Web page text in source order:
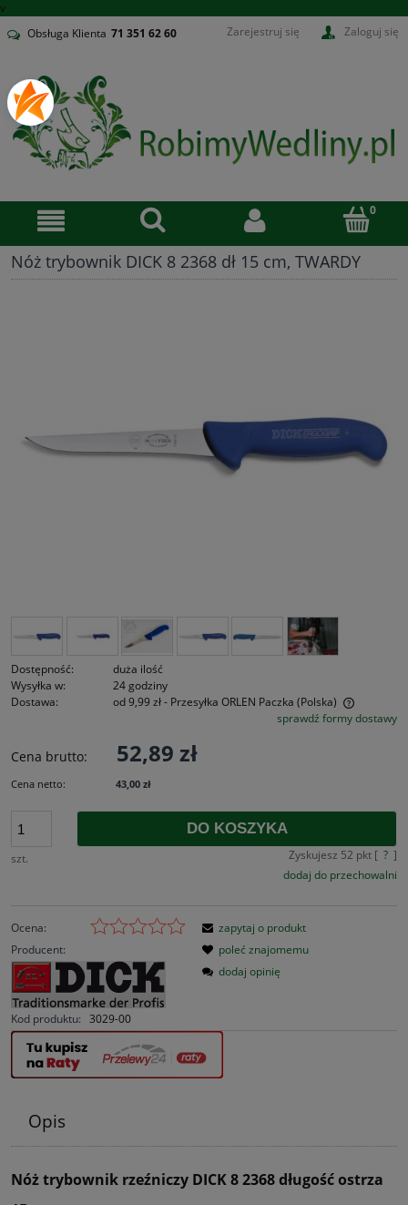
v
Obsługa Klienta 71 351 62 60 Zarejestruj się Zaloguj się
Nóż trybownik DICK 8 2368 dł 15 cm, TWARDY
Dostępność:
duża ilość
Wysyłka w:
24 godziny
Dostawa:
od 9,99 zł- Przesyłka ORLEN Paczka (Polska)
Cena nie zawiera ewentualnych kosztów płatnościsprawdź formy dostawy
Cena brutto: 52,89 zł
Cena netto: 43,00 zł
szt.
DO KOSZYKA
Zyskujesz 52 pkt [ ? ]
dodaj do przechowalni
Ocena:
Producent:
Kod produktu: 3029-00
zapytaj o produkt
poleć znajomemu
dodaj opinię
Opis
Nóż trybownik rzeźniczy DICK 8 2368 długość ostrza